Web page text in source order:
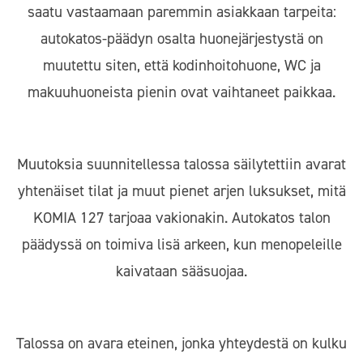
saatu vastaamaan paremmin asiakkaan tarpeita:
autokatos-päädyn osalta huonejärjestystä on
muutettu siten, että kodinhoitohuone, WC ja
makuuhuoneista pienin ovat vaihtaneet paikkaa.
Muutoksia suunnitellessa talossa säilytettiin avarat
yhtenäiset tilat ja muut pienet arjen luksukset, mitä
KOMIA 127 tarjoaa vakionakin. Autokatos talon
päädyssä on toimiva lisä arkeen, kun menopeleille
kaivataan sääsuojaa.
Talossa on avara eteinen, jonka yhteydestä on kulku